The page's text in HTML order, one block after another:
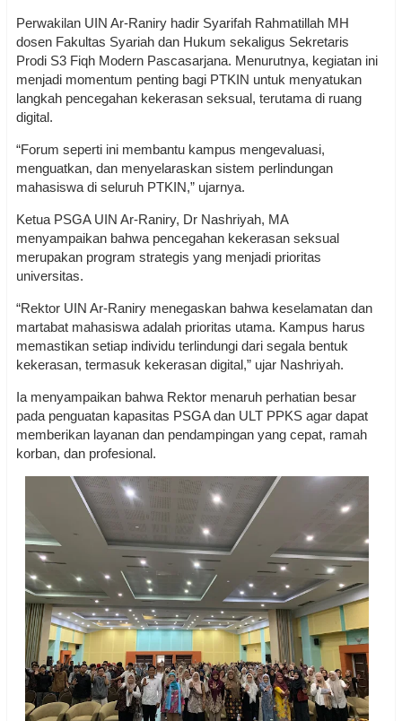
Perwakilan UIN Ar-Raniry hadir Syarifah Rahmatillah MH
dosen Fakultas Syariah dan Hukum sekaligus Sekretaris
Prodi S3 Fiqh Modern Pascasarjana. Menurutnya, kegiatan ini
menjadi momentum penting bagi PTKIN untuk menyatukan
langkah pencegahan kekerasan seksual, terutama di ruang
digital.
“Forum seperti ini membantu kampus mengevaluasi,
menguatkan, dan menyelaraskan sistem perlindungan
mahasiswa di seluruh PTKIN,” ujarnya.
Ketua PSGA UIN Ar-Raniry, Dr Nashriyah, MA
menyampaikan bahwa pencegahan kekerasan seksual
merupakan program strategis yang menjadi prioritas
universitas.
“Rektor UIN Ar-Raniry menegaskan bahwa keselamatan dan
martabat mahasiswa adalah prioritas utama. Kampus harus
memastikan setiap individu terlindungi dari segala bentuk
kekerasan, termasuk kekerasan digital,” ujar Nashriyah.
Ia menyampaikan bahwa Rektor menaruh perhatian besar
pada penguatan kapasitas PSGA dan ULT PPKS agar dapat
memberikan layanan dan pendampingan yang cepat, ramah
korban, dan profesional.